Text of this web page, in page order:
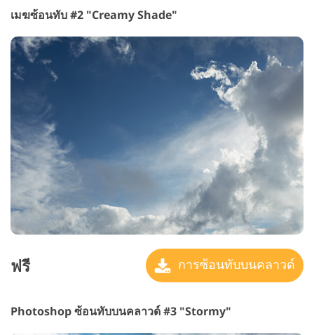
เมฆซ้อนทับ #2 "Creamy Shade"
ฟรี การซ้อนทับบนคลาวด์
Photoshop ซ้อนทับบนคลาวด์ #3 "Stormy"